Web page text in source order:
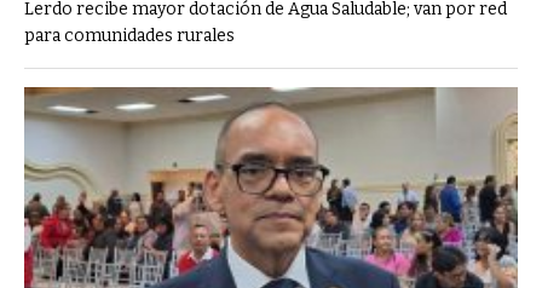
Lerdo recibe mayor dotación de Agua Saludable; van por red
para comunidades rurales